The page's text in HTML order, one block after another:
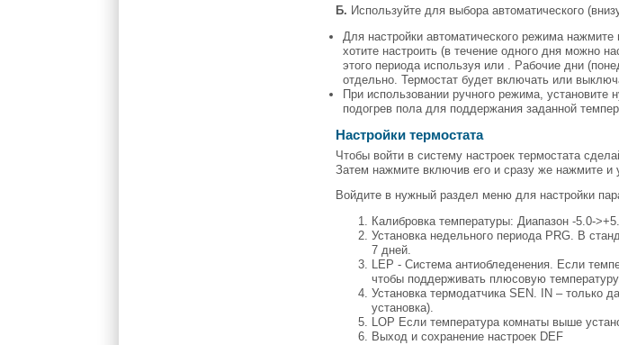
Б. Используйте для выбора автоматического
Для настройки автоматического режима
хотите настроить (в течение одного дня можно
этого периода используя или . Рабочие дни
отдельно. Термостат будет включать или
При использовании ручного режима,
подогрев пола для поддержания заданной
Настройки термостата
Чтобы войти в систему настроек термостата
Затем нажмите включив его и сразу же нажмите и
Войдите в нужный раздел меню для настройки
Калибровка температуры: Диапазон -5.0-
Установка недельного периода PRG. В
7 дней.
LEP - Система антиобледенения. Если
чтобы поддерживать плюсовую
Установка термодатчика SEN. IN – только
установка).
LOP Если температура комнаты выше
Выход и сохранение настроек DEF